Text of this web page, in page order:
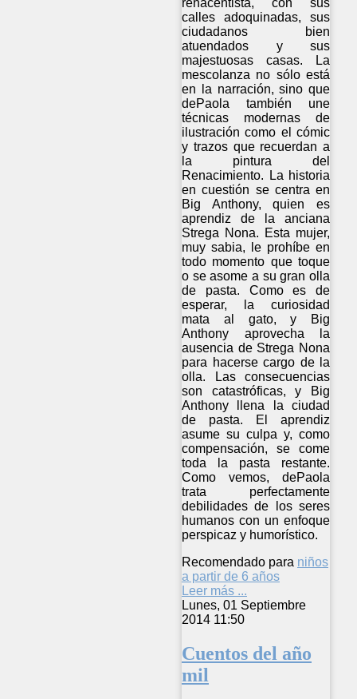
calles adoquinadas, sus
ciudadanos bien
atuendados y sus
majestuosas casas. La
mescolanza no sólo está
en la narración, sino que
dePaola también une
técnicas modernas de
ilustración como el cómic
y trazos que recuerdan a
la pintura del
Renacimiento. La historia
en cuestión se centra en
Big Anthony, quien es
aprendiz de la anciana
Strega Nona. Esta mujer,
muy sabia, le prohíbe en
todo momento que toque
o se asome a su gran olla
de pasta. Como es de
esperar, la curiosidad
mata al gato, y Big
Anthony aprovecha la
ausencia de Strega Nona
para hacerse cargo de la
olla. Las consecuencias
son catastróficas, y Big
Anthony llena la ciudad
de pasta. El aprendiz
asume su culpa y, como
compensación, se come
toda la pasta restante.
Como vemos, dePaola
trata perfectamente
debilidades de los seres
humanos con un enfoque
perspicaz y humorístico.
Recomendado para niños
a partir de 6 años
Leer más ...
Lunes, 01 Septiembre
2014 11:50
Cuentos del año
mil